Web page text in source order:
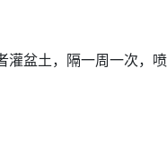
灌盆土，隔一周一次，